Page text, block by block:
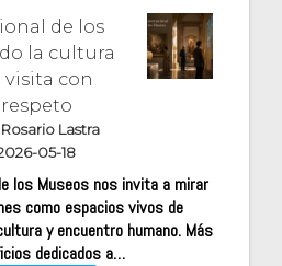
de los
la cultura
con
respeto
Lastra
05-18
los Museos nos invita a mirar
como espacios vivos de
y encuentro humano. Más
dedicados a…